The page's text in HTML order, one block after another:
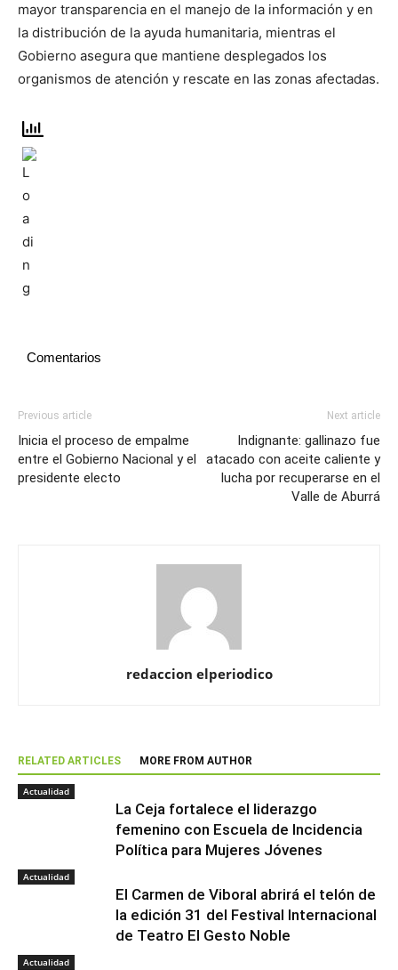
mayor transparencia en el manejo de la información y en
la distribución de la ayuda humanitaria, mientras el
Gobierno asegura que mantiene desplegados los
organismos de atención y rescate en las zonas afectadas.
Comentarios
Previous article
Inicia el proceso de empalme
entre el Gobierno Nacional y el
presidente electo
Next article
Indignante: gallinazo fue
atacado con aceite caliente y
lucha por recuperarse en el
Valle de Aburrá
redaccion elperiodico
RELATED ARTICLES MORE FROM AUTHOR
Actualidad
La Ceja fortalece el liderazgo
femenino con Escuela de Incidencia
Política para Mujeres Jóvenes
Actualidad
El Carmen de Viboral abrirá el telón de
la edición 31 del Festival Internacional
de Teatro El Gesto Noble
Actualidad